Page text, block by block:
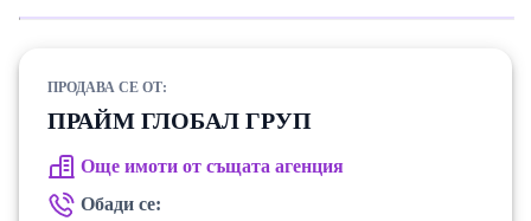
ПРОДАВА СЕ ОТ:
ПРАЙМ ГЛОБАЛ ГРУП
Още имоти от същата агенция
Обади се: